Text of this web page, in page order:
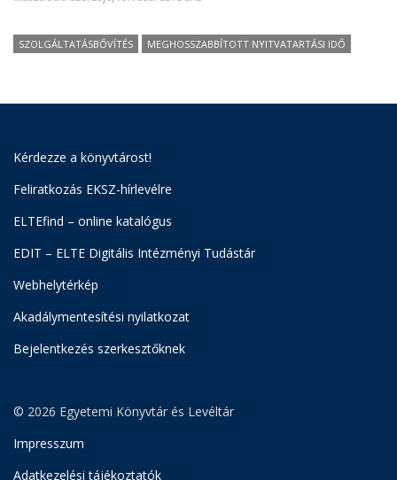
SZOLGÁLTATÁSBŐVÍTÉS MEGHOSSZABBÍTOTT NYITVATARTÁSI IDŐ
Kérdezze a könyvtárost!
Feliratkozás EKSZ-hírlevélre
ELTEfind – online katalógus
EDIT – ELTE Digitális Intézményi Tudástár
Webhelytérkép
Akadálymentesítési nyilatkozat
Bejelentkezés szerkesztőknek
© 2026 Egyetemi Könyvtár és Levéltár
Impresszum
Adatkezelési tájékoztatók